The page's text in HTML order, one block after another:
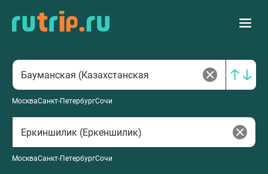
МоскваСанкт-ПетербургСочи
МоскваСанкт-ПетербургСочи